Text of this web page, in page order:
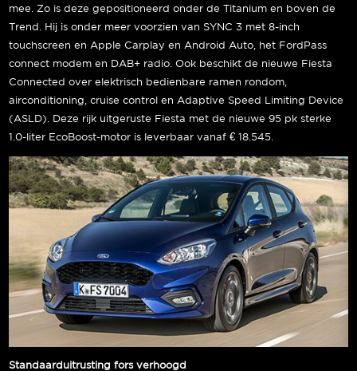
mee. Zo is deze gepositioneerd onder de Titanium en boven de
Trend. Hij is onder meer voorzien van SYNC 3 met 8-inch
touchscreen en Apple Carplay en Android Auto, het FordPass
connect modem en DAB+ radio. Ook beschikt de nieuwe Fiesta
Connected over elektrisch bedienbare ramen rondom,
airconditioning, cruise control en Adaptive Speed Limiting Device
(ASLD). Deze rijk uitgeruste Fiesta met de nieuwe 95 pk sterke
1.0-liter EcoBoost-motor is leverbaar vanaf € 18.545.
Standaarduitrusting fors verhoogd